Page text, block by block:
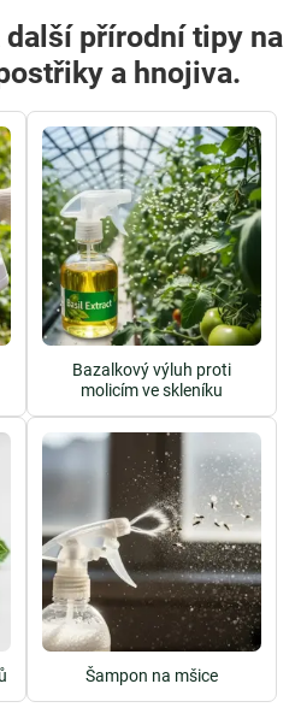
přírodní tipy na
a hnojiva.
Bazalkový výluh proti
molicím ve skleníku
Šampon na mšice